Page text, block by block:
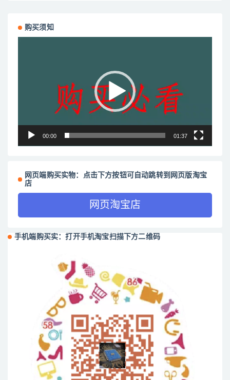
购买须知
00:00 01:37
网页端购买实物：点击下方按钮可自动跳转到网页版淘宝
店
网页淘宝店
手机端购买实：打开手机淘宝扫描下方二维码